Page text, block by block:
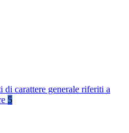
di carattere generale riferiti a
5